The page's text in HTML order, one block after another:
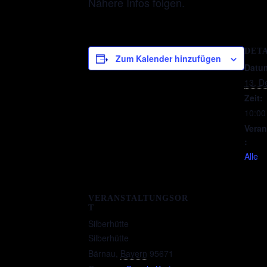
Zum Kalender hinzufügen
13.
Zeit:
10:00
Alle
VERANSTALTUNGSOR
T
Silberhütte
Silberhütte
Bärnau Bayern 95671